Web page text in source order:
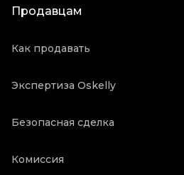
Продавцам
Как продавать
Экспертиза Oskelly
Безопасная сделка
Комиссия